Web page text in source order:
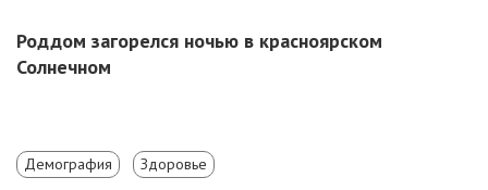
Роддом загорелся ночью в красноярском
Солнечном
Демография Здоровье